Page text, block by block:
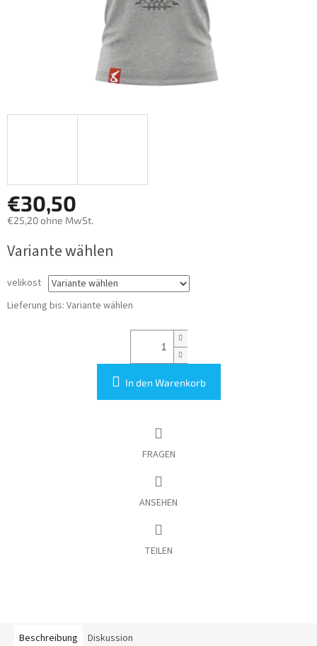
€30,50
€25,20 ohne MwSt.
Variante wählen
velikost
Lieferung bis: Variante wählen
In den Warenkorb
FRAGEN
ANSEHEN
TEILEN
Beschreibung Diskussion